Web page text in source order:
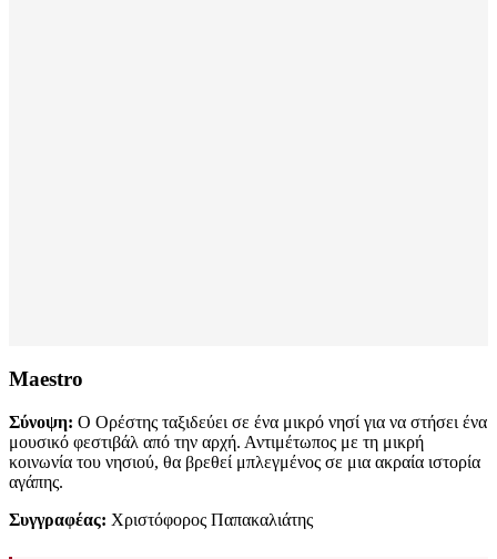
Maestro
Σύνοψη: Ο Ορέστης ταξιδεύει σε ένα μικρό νησί για να στήσει ένα
μουσικό φεστιβάλ από την αρχή. Αντιμέτωπος με τη μικρή
κοινωνία του νησιού, θα βρεθεί μπλεγμένος σε μια ακραία ιστορία
αγάπης.
Συγγραφέας: Χριστόφορος Παπακαλιάτης